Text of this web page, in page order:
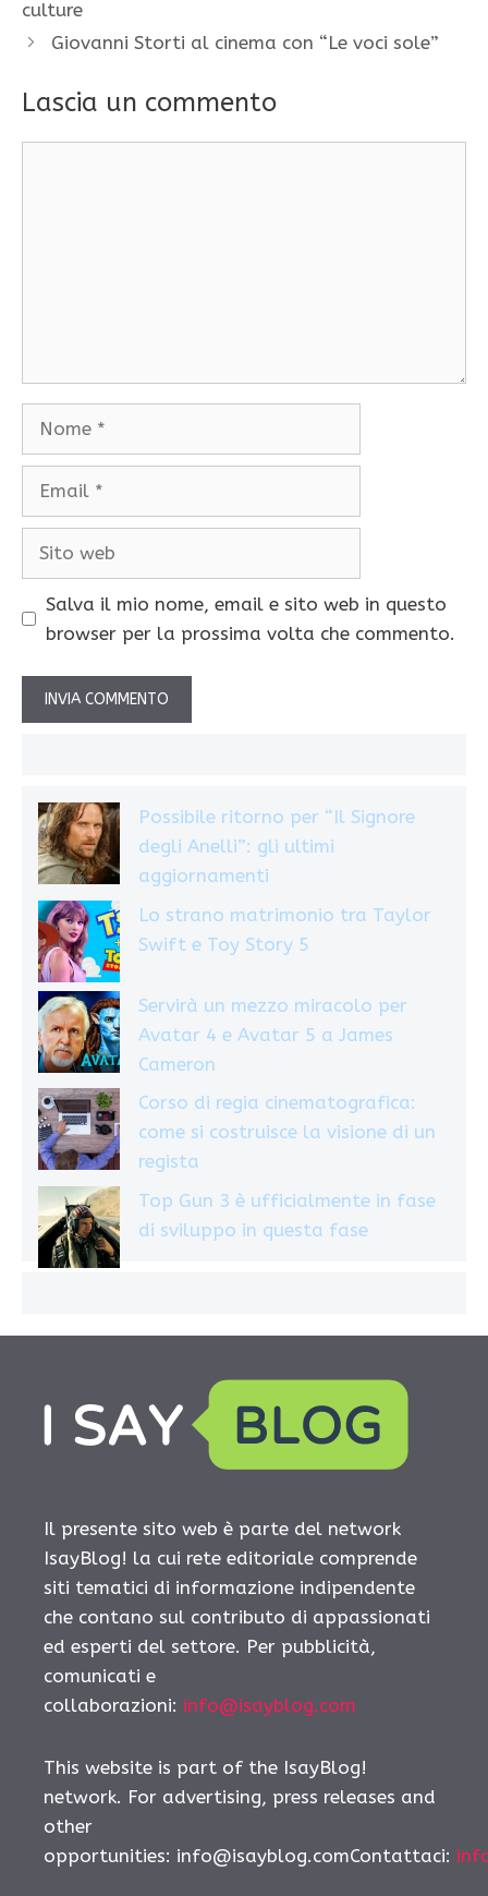
culture
Giovanni Storti al cinema con “Le voci sole”
Lascia un commento
Salva il mio nome, email e sito web in questo
browser per la prossima volta che commento.
Possibile ritorno per “Il Signore
degli Anelli”: gli ultimi
aggiornamenti
Lo strano matrimonio tra Taylor
Swift e Toy Story 5
Servirà un mezzo miracolo per
Avatar 4 e Avatar 5 a James
Cameron
Corso di regia cinematografica:
come si costruisce la visione di un
regista
Top Gun 3 è ufficialmente in fase
di sviluppo in questa fase
Il presente sito web è parte del network
IsayBlog! la cui rete editoriale comprende
siti tematici di informazione indipendente
che contano sul contributo di appassionati
ed esperti del settore. Per pubblicità,
comunicati e
collaborazioni: info@isayblog.com
This website is part of the IsayBlog!
network. For advertising, press releases and
other
opportunities: info@isayblog.comContattaci: